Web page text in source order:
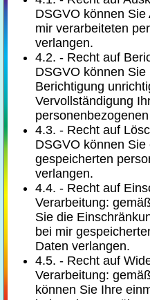
DSGVO können
mir verarbeiteten
verlangen.
4.2. - Recht auf
DSGVO können
Berichtigung
Vervollständigung
4.3. - Recht auf
DSGVO können
gespeicherten
verlangen.
4.4. - Recht auf
Verarbeitung:
Sie die
bei mir
Daten verlangen.
4.5. - Recht auf
Verarbeitung:
können Sie Ihre